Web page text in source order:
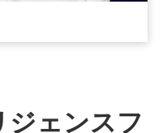
ジェンスフ